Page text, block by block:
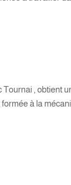
Tournai , obtient
à la